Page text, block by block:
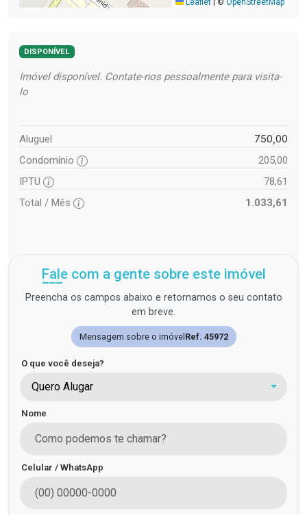
Leaflet |© OpenStreetMap
DISPONÍVEL
Imóvel disponível. Contate-nos pessoalmente para visita-
lo
Aluguel 750,00
Condomínio
205,00
IPTU
78,61
Total / Mês
1.033,61
Fale com a gente sobre este imóvel
Preencha os campos abaixo e retornamos o seu contato
em breve.
Mensagem sobre o imóvel Ref. 45972
O que você deseja?
Quero Alugar
Nome
Celular / WhatsApp